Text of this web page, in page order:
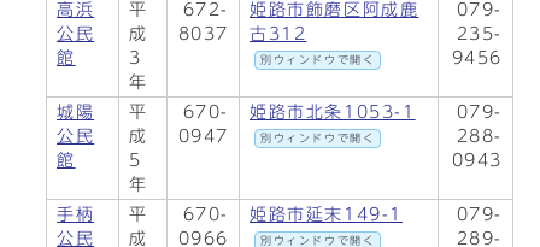
高浜
公民
館
平
成
3
年
672-
8037
姫路市飾磨区阿成鹿
古312
別ウィンドウで開く
079-
235-
9456
城陽
公民
館
平
成
5
年
670-
0947
姫路市北条1053-1
別ウィンドウで開く
079-
288-
0943
手柄
公民
平
成
670-
0966
姫路市延末149-1
別ウィンドウで開く
079-
289-